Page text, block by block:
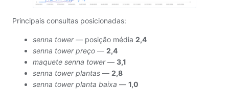
Principais consultas posicionadas:
senna tower— posição média 2,4
senna tower preço — 2,4
maquete senna tower— 3,1
senna tower plantas — 2,8
senna tower planta baixa — 1,0